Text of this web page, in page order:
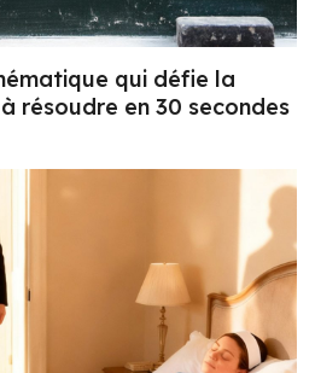
qui défie la
résoudre en 30 secondes